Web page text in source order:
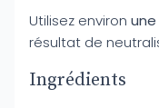
Utilisez environ
résultat de
Ingrédients